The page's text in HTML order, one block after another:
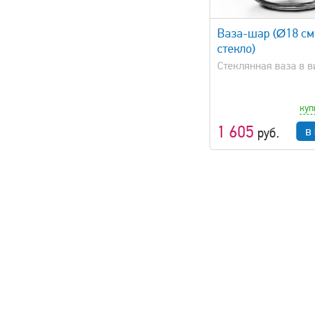
Ваза-шар (Ø18
стекло)
Стеклянная ваза в
1 605 руб. в
быстрый